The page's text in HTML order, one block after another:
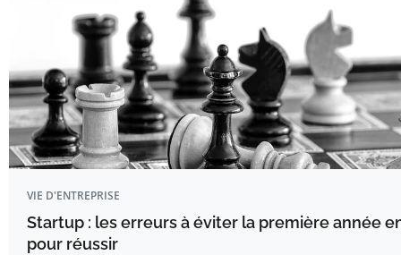
VIE D'ENTREPRISE
Startup : les erreurs à éviter la première année
pour réussir